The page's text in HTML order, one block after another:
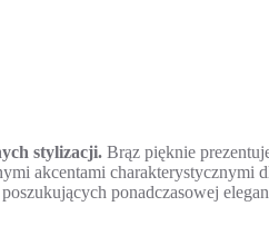
stylizacji. Brąz pięknie
akcentami charakterystycznymi
ponadczasowej